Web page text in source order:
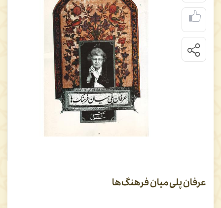
عرفان پلی میان فرهنگ‌ها